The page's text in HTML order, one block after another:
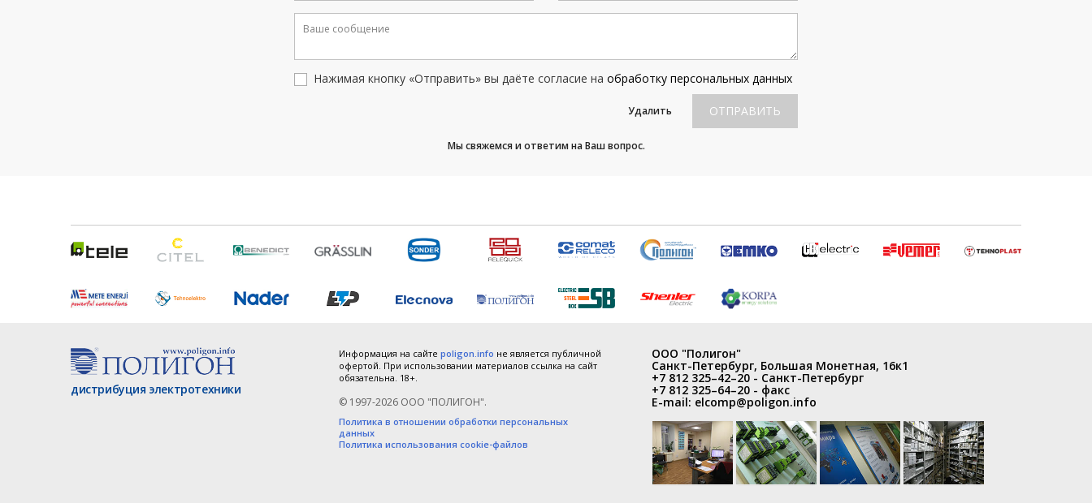
Нажимая кнопку «Отправить» вы даёте согласие на обработку персональных данных
Удалить ОТПРАВИТЬ
Мы свяжемся и ответим на Ваш вопрос.
дистрибуция электротехники
Информация на сайте poligon.info не является публичной
офертой. При использовании материалов ссылка на сайт
обязательна. 18+.
© 1997-2026 ООО "ПОЛИГОН".
Политика в отношении обработки персональных
данных
Политика использования cookie-файлов
ООО "Полигон"
Санкт-Петербург, Большая Монетная, 16к1
+7 812 325–42–20 - Санкт-Петербург
+7 812 325–64–20 - факс
E-mail: elcomp@poligon.info